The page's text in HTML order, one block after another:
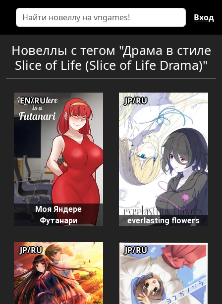
Вход
Новеллы с тегом "Драма в стиле
Slice of Life (Slice of Life Drama)"
Моя Яндере
Футанари
EN/RU
everlasting flowers
JP/RU
JP/RU JP/RU